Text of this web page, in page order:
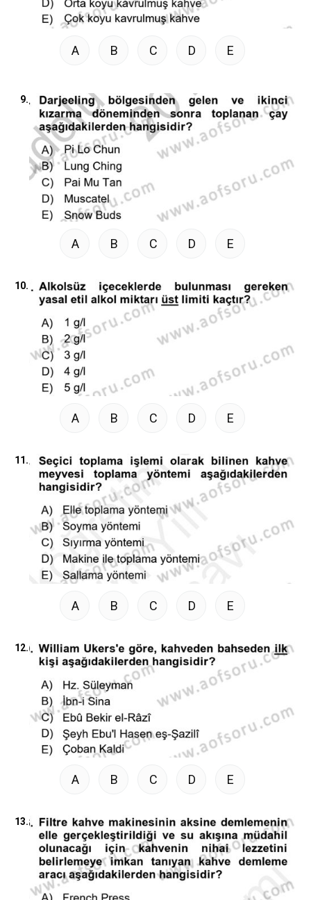
A B C D E
9.
A B C D E
10.
A B C D E
11.
A B C D E
12.
A B C D E
13.